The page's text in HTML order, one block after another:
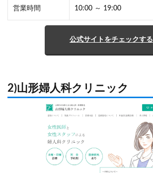
営業時間 10:00 ～ 19:00
公式サイトをチェックする
2)山形婦人科クリニック